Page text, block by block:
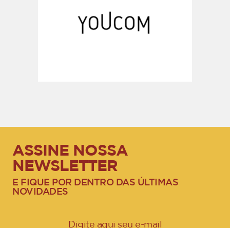
ASSINE NOSSA
NEWSLETTER
E FIQUE POR DENTRO DAS ÚLTIMAS
NOVIDADES